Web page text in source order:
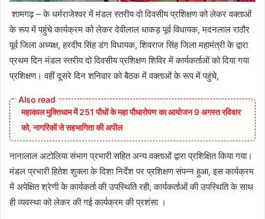
शामगढ़ – के धर्मराजेश्वर में मंडल स्तरीय दो दिवसीय प्रशिक्षण को लेकर वक्ताओं
के रूप में पहुंचे कार्यक्रम को लेकर देवीलाल धाकड़ पूर्व विधायक, मदनलाल राठौर
पूर्व जिला अध्यक्ष, हरदीप सिंह डंग विधायक, शिवराज सिंह जिला महामंत्री के द्वारा
प्रथम दिन मंडल स्तरीय दो दिवसीय प्रशिक्षण शिविर में कार्यकर्ताओं को दिया गया
प्रशिक्षण। वहीं दूसरे दिन शनिवार को बैठक में वक्ताओं के रूप में पहुंचे,
महाकाल मुक्तिधाम में 251 पौधों के महा पौधारोपण का आयोजन 9 अगस्त रविवार
को, नागरिकों से सहभागिता की अपील
नानालाल अटोलिया संभाग प्रभारी सहित अन्य वक्ताओं द्वारा प्रशिक्षित किया गया।
मंडल प्रभारी हितेश शुक्ला के दिशा निर्देश पर प्रशिक्षण संपन्न हुआ, इस कार्यक्रम
में अपेक्षित श्रेणी के कार्यकर्ता की उपस्थिति रही, कार्यकर्ताओं की उपस्थिति के साथ
ही व्यवस्था को लेकर की गई कार्यक्रम की प्रशंसा ।